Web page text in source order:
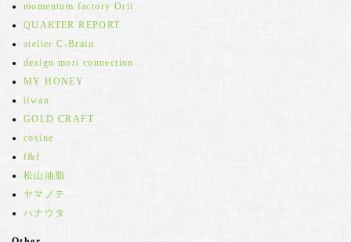
momentum factory Orii
QUARTER REPORT
atelier C-Brain
design mori connection
MY HONEY
iiwan
GOLD CRAFT
cosine
f&f
松山油脂
ヤマノテ
ハナウタ